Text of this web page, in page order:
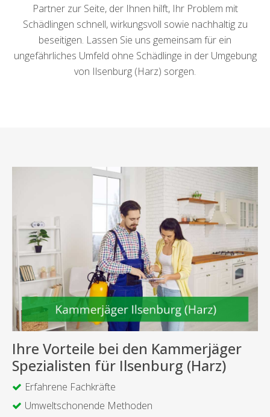
Partner zur Seite, der Ihnen hilft, Ihr Problem mit
Schädlingen schnell, wirkungsvoll sowie nachhaltig zu
beseitigen. Lassen Sie uns gemeinsam für ein
ungefährliches Umfeld ohne Schädlinge in der Umgebung
von Ilsenburg (Harz) sorgen.
Ihre Vorteile bei den Kammerjäger
Spezialisten für Ilsenburg (Harz)
Erfahrene Fachkräfte
Umweltschonende Methoden